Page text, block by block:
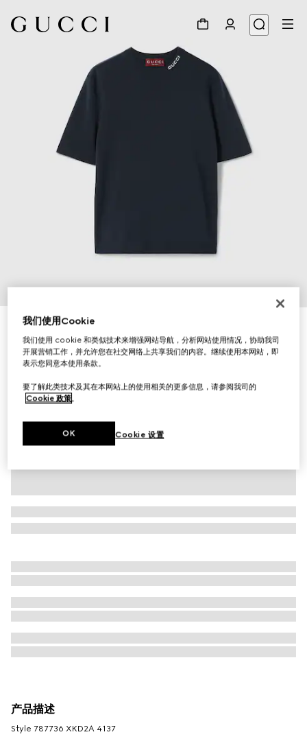
饰Gucci嵌花丝棉T恤
£700
相关款式海军蓝
产品描述
Style ‎787736 XKD2A 4137
我们使用Cookie
我们使用 cookie 和类似技术来增强网站导航，分析网站使用情况，协助我司
开展营销工作，并允许您在社交网络上共享我们的内容。继续使用本网站，即
表示您同意本使用条款。
要了解此类技术及其在本网站上的使用相关的更多信息，请参阅我司的
Cookie 政策。
Cookie 设置
OK